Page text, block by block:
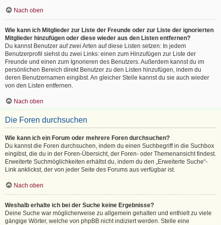
Nach oben
Wie kann ich Mitglieder zur Liste der Freunde oder zur Liste der ignorierten
Mitglieder hinzufügen oder diese wieder aus den Listen entfernen?
Du kannst Benutzer auf zwei Arten auf diese Listen setzen: In jedem
Benutzerprofil siehst du zwei Links: einen zum Hinzufügen zur Liste der
Freunde und einen zum Ignorieren des Benutzers. Außerdem kannst du im
persönlichen Bereich direkt Benutzer zu den Listen hinzufügen, indem du
deren Benutzernamen eingibst. An gleicher Stelle kannst du sie auch wieder
von den Listen entfernen.
Nach oben
Die Foren durchsuchen
Wie kann ich ein Forum oder mehrere Foren durchsuchen?
Du kannst die Foren durchsuchen, indem du einen Suchbegriff in die Suchbox
eingibst, die du in der Foren-Übersicht, der Foren- oder Themenansicht findest.
Erweiterte Suchmöglichkeiten erhältst du, indem du den „Erweiterte Suche“-
Link anklickst, der von jeder Seite des Forums aus verfügbar ist.
Nach oben
Weshalb erhalte ich bei der Suche keine Ergebnisse?
Deine Suche war möglicherweise zu allgemein gehalten und enthielt zu viele
gängige Wörter, welche von phpBB nicht indiziert werden. Stelle eine